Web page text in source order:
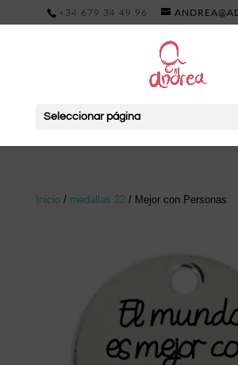
+34 679 34 49 96
Seleccionar página
Inicio/ medallas 22/ Mejor con Personas